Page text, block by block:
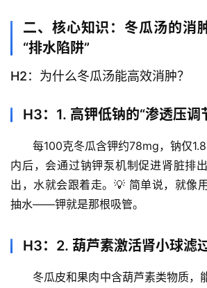
二、核心知识：冬瓜汤的消
“排水陷阱”
H2：为什么冬瓜汤能高效消肿？
H3：1. 高钾低钠的“渗透压调
每100克冬瓜含钾约78mg，钠仅
内后，会通过钠钾泵机制促进肾脏排
出，水就会跟着走。💡 简单说，就像
抽水——钾就是那根吸管。
H3：2. 葫芦素激活肾小球滤
冬瓜皮和果肉中含葫芦素类物质，